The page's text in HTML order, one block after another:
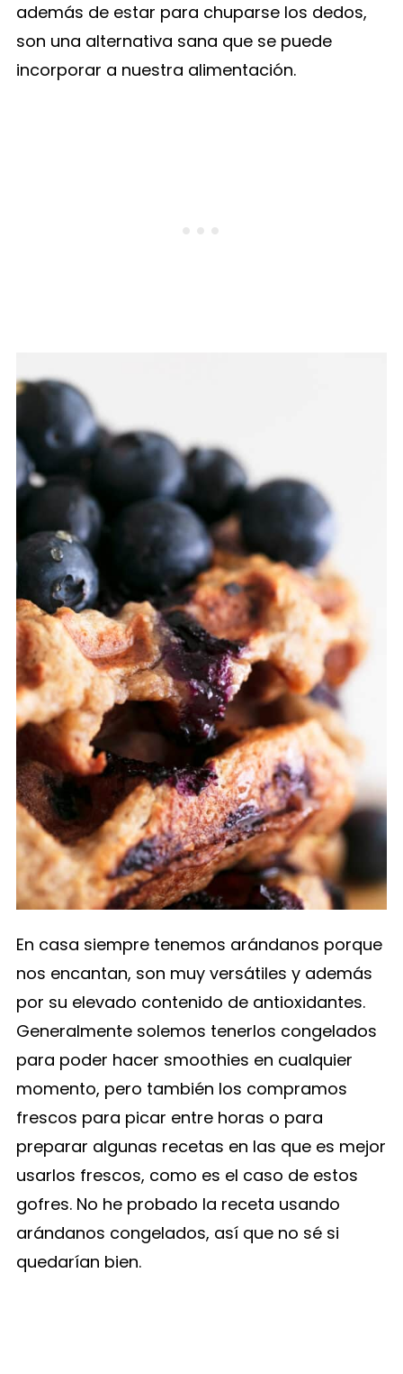
además de estar para chuparse los dedos,
son una alternativa sana que se puede
incorporar a nuestra alimentación.
En casa siempre tenemos arándanos porque
nos encantan, son muy versátiles y además
por su elevado contenido de antioxidantes.
Generalmente solemos tenerlos congelados
para poder hacer smoothies en cualquier
momento, pero también los compramos
frescos para picar entre horas o para
preparar algunas recetas en las que es mejor
usarlos frescos, como es el caso de estos
gofres. No he probado la receta usando
arándanos congelados, así que no sé si
quedarían bien.